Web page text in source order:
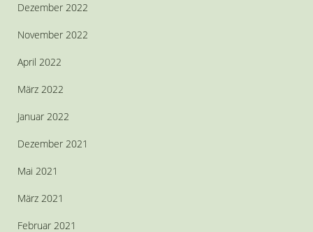
Dezember 2022
November 2022
April 2022
März 2022
Januar 2022
Dezember 2021
Mai 2021
März 2021
Februar 2021